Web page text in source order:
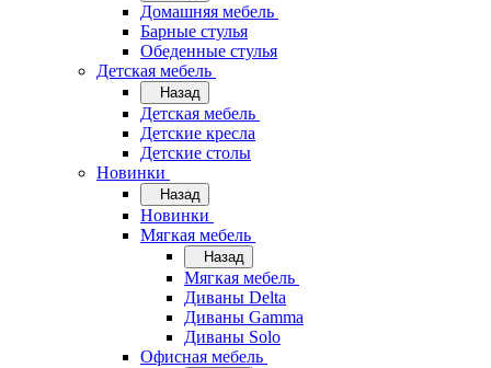
Домашняя мебель
Барные стулья
Обеденные стулья
Детская мебель
Назад
Детская мебель
Детские кресла
Детские столы
Новинки
Назад
Новинки
Мягкая мебель
Назад
Мягкая мебель
Диваны Delta
Диваны Gamma
Диваны Solo
Офисная мебель